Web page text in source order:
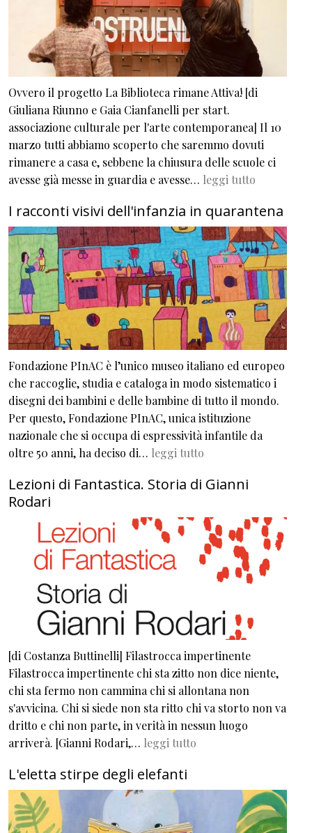
Ovvero il progetto La Biblioteca rimane Attiva! [di
Giuliana Riunno e Gaia Cianfanelli per start.
associazione culturale per l'arte contemporanea] Il 10
marzo tutti abbiamo scoperto che saremmo dovuti
rimanere a casa e, sebbene la chiusura delle scuole ci
avesse già messe in guardia e avesse… leggi tutto
I racconti visivi dell'infanzia in quarantena
Fondazione PInAC è l’unico museo italiano ed europeo
che raccoglie, studia e cataloga in modo sistematico i
disegni dei bambini e delle bambine di tutto il mondo.
Per questo, Fondazione PInAC, unica istituzione
nazionale che si occupa di espressività infantile da
oltre 50 anni, ha deciso di… leggi tutto
Lezioni di Fantastica. Storia di Gianni
Rodari
[di Costanza Buttinelli] Filastrocca impertinente
Filastrocca impertinente chi sta zitto non dice niente,
chi sta fermo non cammina chi si allontana non
s'avvicina. Chi si siede non sta ritto chi va storto non va
dritto e chi non parte, in verità in nessun luogo
arriverà. [Gianni Rodari,… leggi tutto
L'eletta stirpe degli elefanti